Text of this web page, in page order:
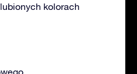
kolorach